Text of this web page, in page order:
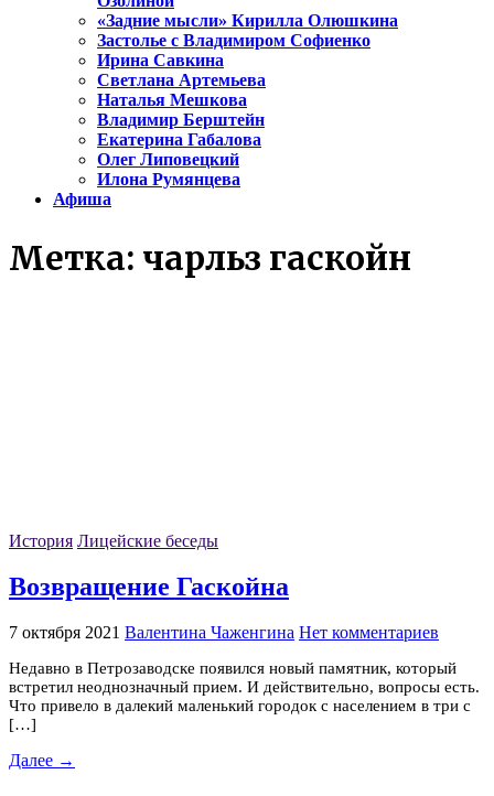
«Задние мысли» Кирилла Олюшкина
Застолье с Владимиром Софиенко
Ирина Савкина
Светлана Артемьева
Наталья Мешкова
Владимир Берштейн
Екатерина Габалова
Олег Липовецкий
Илона Румянцева
Афиша
Метка: чарльз гаскойн
История Лицейские беседы
Возвращение Гаскойна
7 октября 2021 Валентина Чаженгина Нет комментариев
Недавно в Петрозаводске появился новый памятник, который
встретил неоднозначный прием. И действительно, вопросы есть.
Что привело в далекий маленький городок с населением в три с
[…]
Далее →